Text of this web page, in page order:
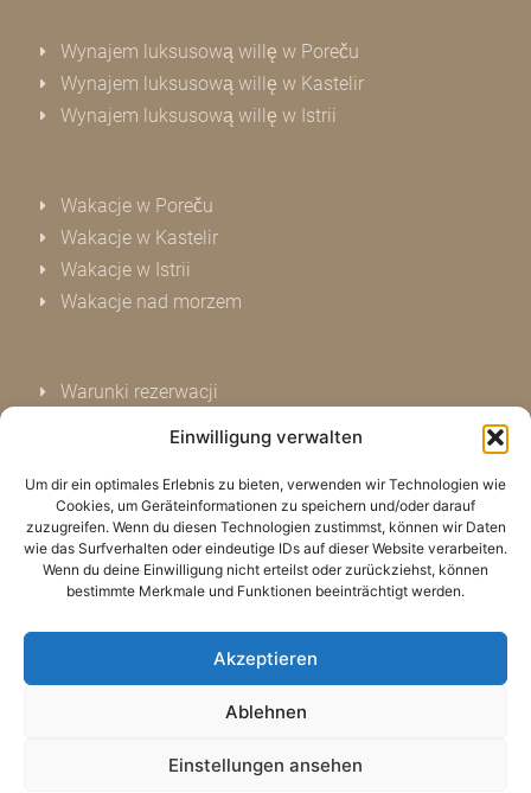
Einwilligung verwalten
Um dir ein optimales Erlebnis zu bieten, verwenden wir Technologien wie
Cookies, um Geräteinformationen zu speichern und/oder darauf
zuzugreifen. Wenn du diesen Technologien zustimmst, können wir Daten
wie das Surfverhalten oder eindeutige IDs auf dieser Website verarbeiten.
Wenn du deine Einwilligung nicht erteilst oder zurückziehst, können
bestimmte Merkmale und Funktionen beeinträchtigt werden.
Akzeptieren
Ablehnen
Einstellungen ansehen
Wynajem luksusową willę w Poreču
Wynajem luksusową willę w Kastelir
Wynajem luksusową willę w Istrii
Wakacje w Poreču
Wakacje w Kastelir
Wakacje w Istrii
Wakacje nad morzem
Warunki rezerwacji
Ochrona danych
Kontakt już
Oceń nas
Powiadomienie o ciasteczkach (UE)